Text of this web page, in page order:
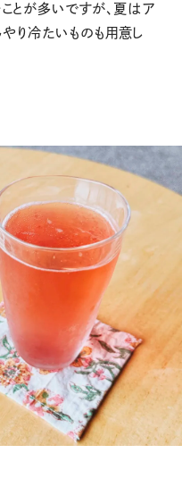
とが多いですが、夏はア
やり冷たいものも用意し